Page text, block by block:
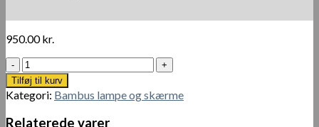
950.00kr.
Bambus
Håndvævning
Pendel
50x25
cm
Tilføj til kurv
Kategori: Bambus lampe og skærme
Relaterede varer